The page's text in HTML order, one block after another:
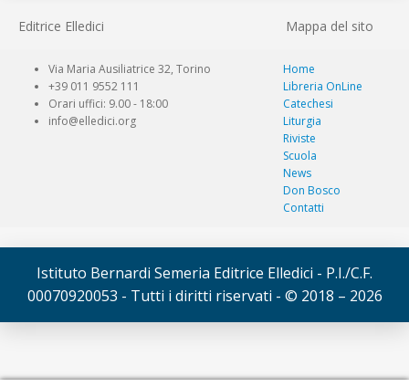
Editrice Elledici Mappa del sito
Via Maria Ausiliatrice 32, Torino
+39 011 9552 111
Orari uffici: 9.00 - 18:00
info@elledici.org
Home
Libreria OnLine
Catechesi
Liturgia
Riviste
Scuola
News
Don Bosco
Contatti
Istituto Bernardi Semeria Editrice Elledici - P.I./C.F.
00070920053 - Tutti i diritti riservati - © 2018 – 2026